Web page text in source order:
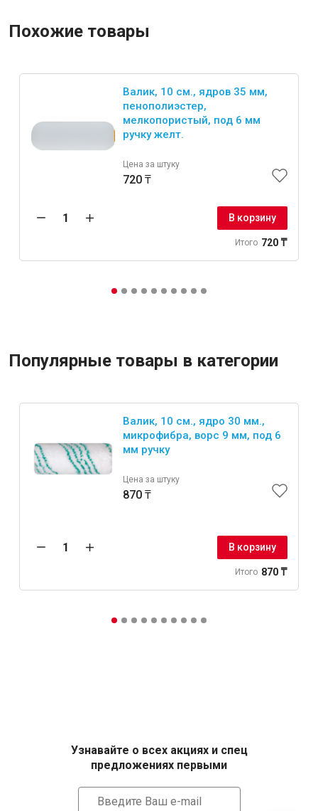
Похожие товары
Валик, 10 см., ядров 35 мм,
пенополиэстер,
мелкопористый, под 6 мм
ручку желт.
Цена за штуку
720 ₸
В корзину
Итого 720 ₸
Популярные товары в категории
Валик, 10 см., ядро 30 мм.,
микрофибра, ворс 9 мм, под 6
мм ручку
Цена за штуку
870 ₸
В корзину
Итого 870 ₸
Узнавайте о всех акциях и спец
предложениях первыми